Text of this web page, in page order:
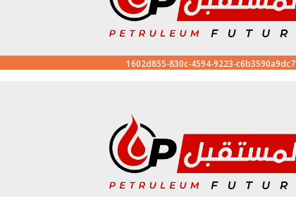
1602d855-830c-4594-9223-c6b3590a9dc7